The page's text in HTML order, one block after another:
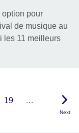
pour
de musique au
les 11 meilleurs
19 …
Next